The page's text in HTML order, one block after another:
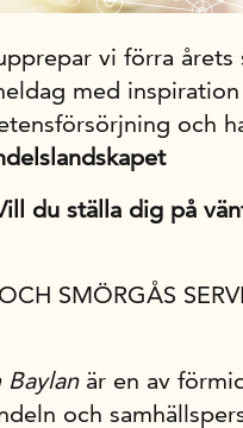
vi förra årets
med
och
du ställa dig på
SMÖRGÅS
Baylanär en av
och